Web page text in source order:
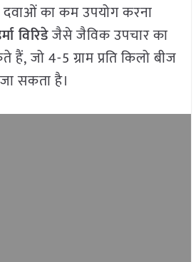
का कम उपयोग करना
विरिडेजैसे जैविक उपचार का
जो 4-5 ग्राम प्रति किलो बीज
सकता है।